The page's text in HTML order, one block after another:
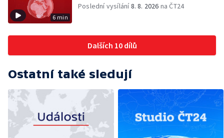
6 min
Poslední vysílání8. 8. 2026 na ČT24
Dalších 10 dílů
Ostatní také sledují